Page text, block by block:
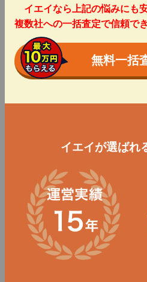
イエイなら上記の悩みにも
複数社への一括査定で信頼で
無料一括
イエイが選ばれ